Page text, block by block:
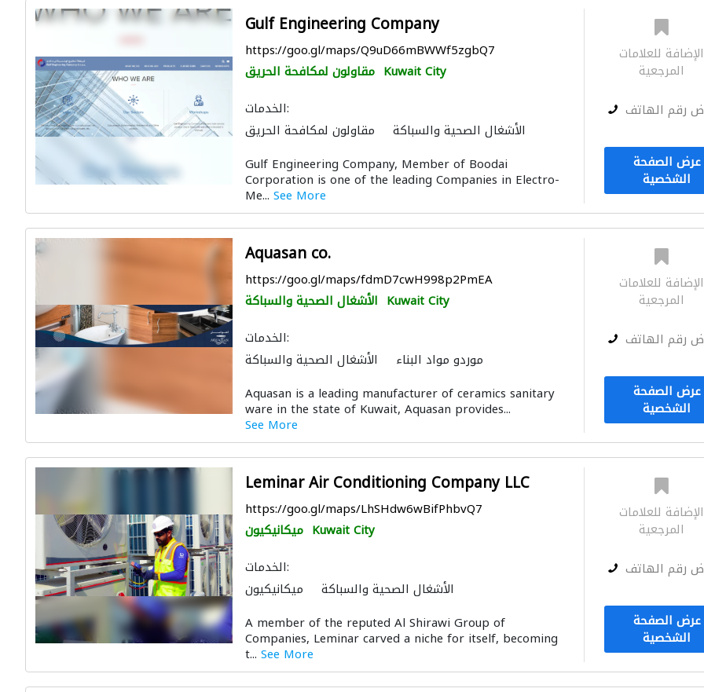
Gulf Engineering Company
https://goo.gl/maps/Q9uD66mBWWf5zgbQ7
مقاولون لمكافحة الحريق Kuwait City
الخدمات:
مقاولون لمكافحة الحريق
الأشغال الصحية والسباكة
صيانة المباني أنظمة الطاقة الشمسية المنزلية
Gulf Engineering Company, Member of Boodai
Corporation is one of the leading Companies in Electro-
Me... See More
الإضافة للعلامات
المرجعية
رقم الهاتف
عرض الصفحة
الشخصية
Aquasan co.
https://goo.gl/maps/fdmD7cwH998p2PmEA
الأشغال الصحية والسباكة Kuwait City
الخدمات:
الأشغال الصحية والسباكة
موردو مواد البناء
Aquasan is a leading manufacturer of ceramics sanitary
ware in the state of Kuwait, Aquasan provides...
See More
الإضافة للعلامات
المرجعية
رقم الهاتف
عرض الصفحة
الشخصية
Leminar Air Conditioning Company LLC
https://goo.gl/maps/LhSHdw6wBifPhbvQ7
ميكانيكيون Kuwait City
الخدمات:
ميكانيكيون
الأشغال الصحية والسباكة
A member of the reputed Al Shirawi Group of
Companies, Leminar carved a niche for itself, becoming
t... See More
الإضافة للعلامات
المرجعية
رقم الهاتف
عرض الصفحة
الشخصية